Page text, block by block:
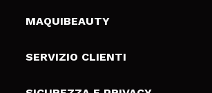
MAQUIBEAUTY
Chi siamo
SERVIZIO CLIENTI
Spedizioni & Resi